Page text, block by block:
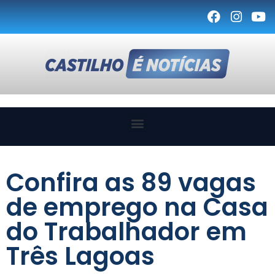
Confira as 89 vagas
de emprego na Casa
do Trabalhador em
Três Lagoas